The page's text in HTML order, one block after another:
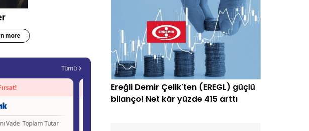
Ereğli Demir Çelik'ten (EREGL) güçlü
bilanço! Net kâr yüzde 415 arttı